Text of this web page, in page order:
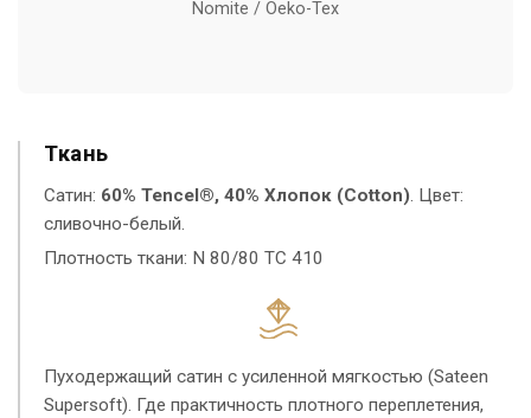
Nomite / Oeko-Tex
Ткань
Сатин: 60% Tencel®, 40% Хлопок (Cotton). Цвет:
сливочно-белый.
Плотность ткани: N 80/80 TC 410
Пуходержащий сатин с усиленной мягкостью (Sateen
Supersoft). Где практичность плотного переплетения,